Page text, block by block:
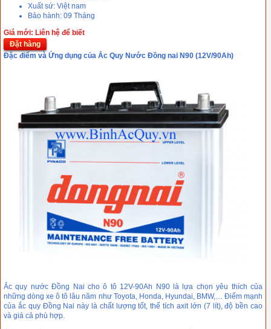
Xuất sứ: Việt nam
Bảo hành: 09 Tháng
Giá mới: Liên hệ để biết
Đặt hàng
Đặc điểm và Ứng dụng của Ắc Quy Nước Đồng nai N90 (12V/90Ah)
Ắc quy nước Đồng Nai cho ô tô 12V-90Ah N90 là lựa chọn yêu thích của
những dòng xe ô tô lâu năm như Toyota, Honda, Hyundai, BMW,… Điểm mạnh
của ắc quy Đồng Nai này là chất lượng tốt, thể tích axit lớn (7 lít), độ bền cao
và giá cả phù hợp.